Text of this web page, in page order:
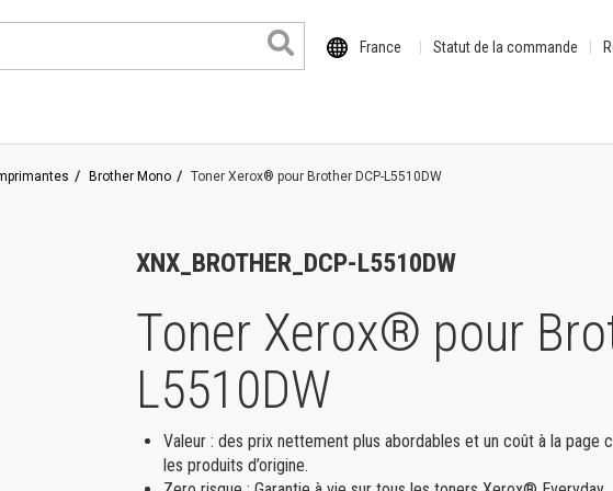
France Statut de la commande
Brother Mono Toner Xerox® pour Brother DCP-L5510DW
XNX_BROTHER_DCP-L5510DW
Toner Xerox® pour
L5510DW
Valeur : des prix nettement plus abordables et un coût à la page
les produits d’origine.